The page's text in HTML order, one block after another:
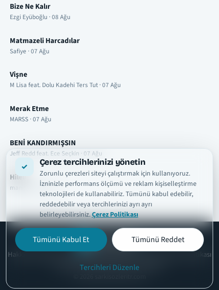
Çerez tercihlerinizi yönetin
Zorunlu çerezleri siteyi çalıştırmak için kullanıyoruz.
İzninizle performans ölçümü ve reklam kişiselleştirme
teknolojileri de kullanabiliriz. Tümünü kabul edebilir,
reddedebilir veya tercihlerinizi ayrı ayrı
belirleyebilirsiniz.Çerez Politikası
Tümünü Kabul Et Tümünü Reddet
Tercihleri Düzenle
Bize Ne Kalır
Ezgi Eyüboğlu · 08 Ağu
Matmazeli Harcadılar
Safiye · 07 Ağu
Vişne
M Lisa feat. Dolu Kadehi Ters Tut · 07 Ağu
Merak Etme
MARSS · 07 Ağu
BENİ KANDIRMIŞSIN
Jeff Redd feat. Ece Seçkin · 07 Ağu
Hileli
manifest · 07 Ağu
şarkısözleritr
HakkımızdaTelif ve İçerik Kaldırma Kullanım ŞartlarıGizlilik Politikası
Çerez PolitikasıİletişimÇerez Ayarları